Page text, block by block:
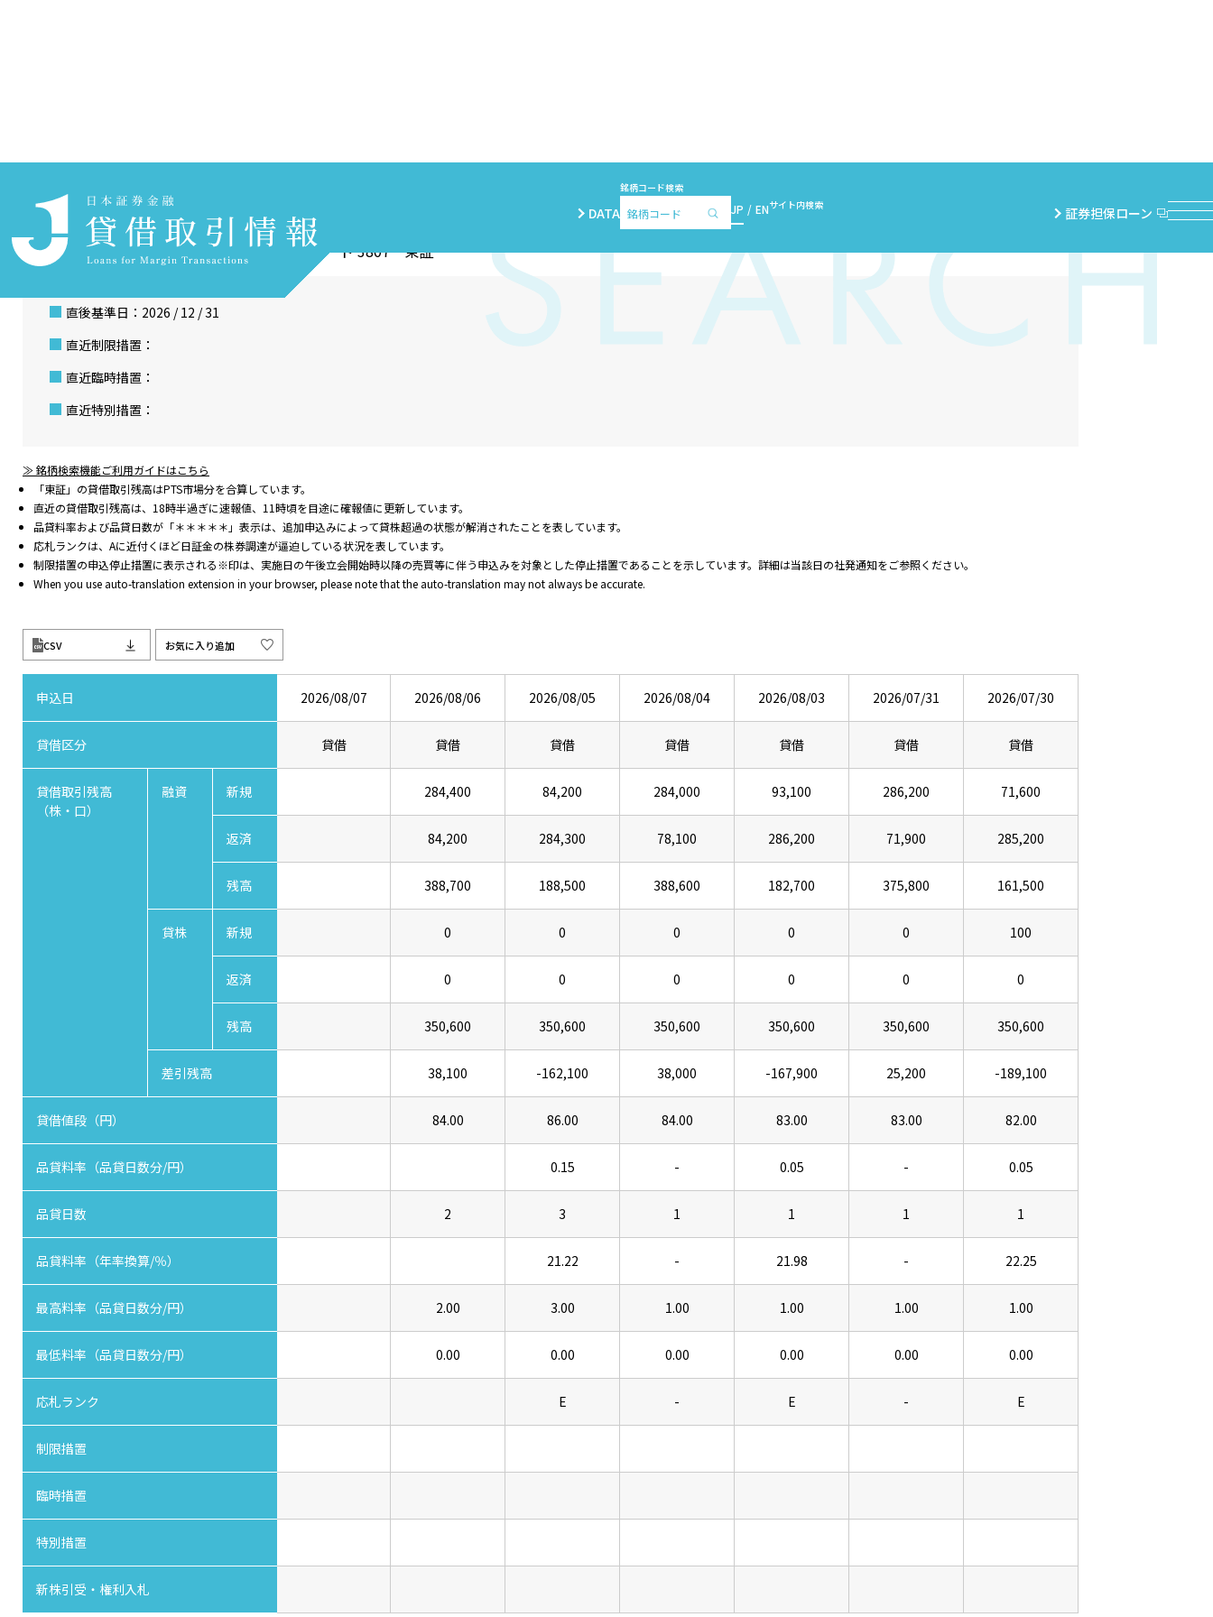
DATA
銘柄コード検索
JP ENサイト内検索 証券担保ローン
（株）フィスコ 銘柄コード 3807 東証
直後基準日：2026 / 12 / 31
直近制限措置：
直近臨時措置：
直近特別措置：
≫ 銘柄検索機能ご利用ガイドはこちら
「東証」の貸借取引残高はPTS市場分を合算しています。
直近の貸借取引残高は、18時半過ぎに速報値、11時頃を目途に確報値に更新しています。
品貸料率および品貸日数が「＊＊＊＊＊」表示は、追加申込みによって貸株超過の状態が解消されたことを表しています。
応札ランクは、Aに近付くほど日証金の株券調達が逼迫している状況を表しています。
制限措置の申込停止措置に表示される※印は、実施日の午後立会開始時以降の売買等に伴う申込みを対象とした停止措置であることを示しています。詳細は当該日の社発通知をご参照ください。
When you use auto-translation extension in your browser, please note that the auto-translation may not always be accurate.
CSV お気に入り追加
申込日 2026/08/07 2026/08/06 2026/08/05 2026/08/04 2026/08/03 2026/07/31 2026/07/30
貸借区分 貸借 貸借 貸借 貸借 貸借 貸借 貸借
貸借取引残高
（株・口）
融資 新規 284,400 84,200 284,000 93,100 286,200 71,600
返済 84,200 284,300 78,100 286,200 71,900 285,200
残高 388,700 188,500 388,600 182,700 375,800 161,500
貸株 新規 0 0 0 0 0 100
返済 0 0 0 0 0 0
残高 350,600 350,600 350,600 350,600 350,600 350,600
差引残高 38,100 -162,100 38,000 -167,900 25,200 -189,100
貸借値段（円） 84.00 86.00 84.00 83.00 83.00 82.00
品貸料率（品貸日数分/円） 0.15 - 0.05 - 0.05
品貸日数 2 3 1 1 1 1
品貸料率（年率換算/％） 21.22 - 21.98 - 22.25
最高料率（品貸日数分/円） 2.00 3.00 1.00 1.00 1.00 1.00
最低料率（品貸日数分/円） 0.00 0.00 0.00 0.00 0.00 0.00
応札ランク E - E - E
制限措置
臨時措置
特別措置
新株引受・権利入札